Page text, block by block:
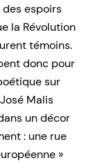
espoirs
la Révolution
témoins.
donc pour
sur
Malis
un décor
: une rue
»